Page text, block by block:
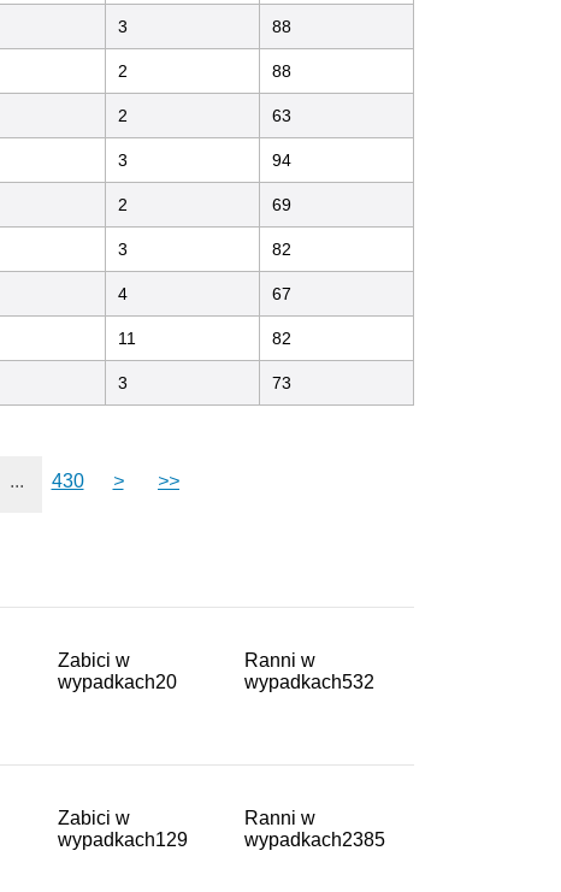
3 88
2 88
2 63
3 94
2 69
3 82
4 67
11 82
3 73
... 430 > >>
Zabici w
wypadkach20
Ranni w
wypadkach532
Zabici w
wypadkach129
Ranni w
wypadkach2385